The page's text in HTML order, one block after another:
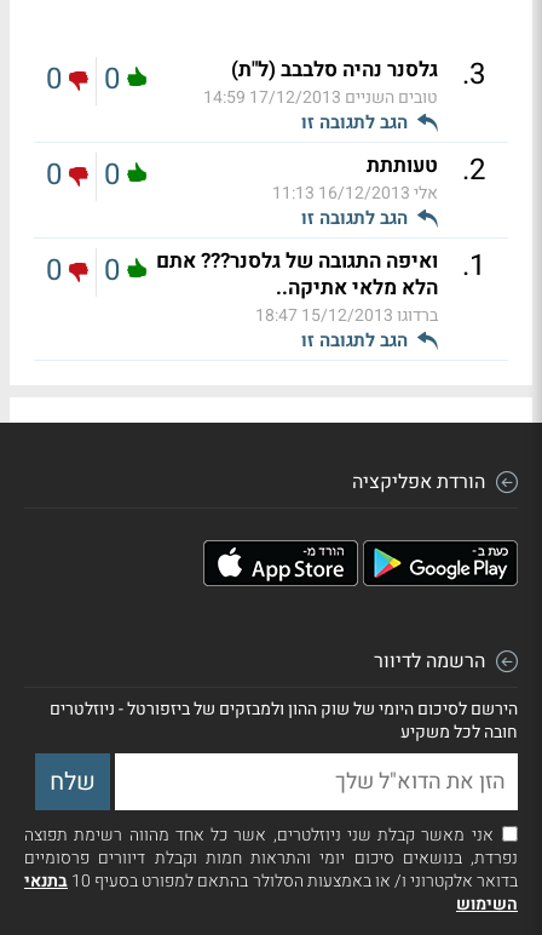
3
. גלסנר נהיה סלבבב (ל"ת)
טובים השניים 17/12/2013 14:59
הגב לתגובה זו
0
0
2
. טעותתת
אלי16/12/2013 11:13
הגב לתגובה זו
0
0
1
.
ואיפה התגובה של גלסנר??? אתם
הלא מלאי אתיקה..
ברדוגו15/12/2013 18:47
הגב לתגובה זו
0
0
הורדת אפליקציה
הרשמה לדיוור
הירשם לסיכום היומי של שוק ההון ולמבזקים של ביזפורטל - ניוזלטרים
חובה לכל משקיע
אני מאשר קבלת שני ניוזלטרים, אשר כל אחד מהווה רשימת תפוצה
נפרדת, בנושאים סיכום יומי והתראות חמות וקבלת דיוורים פרסומיים
בדואר אלקטרוני ו/ או באמצעות הסלולר בהתאם למפורט בסעיף 10
בתנאי
השימוש